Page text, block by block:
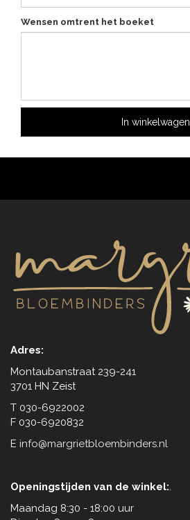
Wensen omtrent het boeket
In winkelwagen
Adres:
Montaubanstraat 239-241
3701 HN Zeist
T 030-6922002
F 030-6920832
E info@margrietbloembinders.nl
Openingstijden van de winkel:.
Maandag 8:30 - 18:00 uur